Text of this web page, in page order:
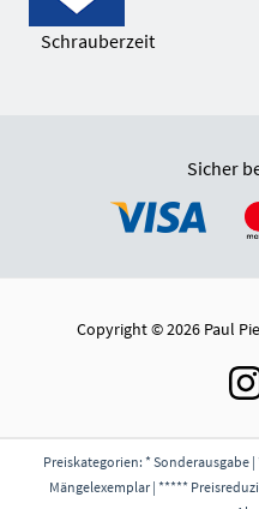
Schrauberzeit
Sicher
Copyright © 2026 Paul
Preiskategorien: * Sonderausgabe
Mängelexemplar | *****